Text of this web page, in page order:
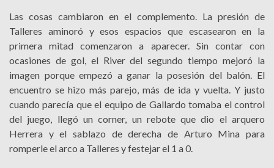
Las cosas cambiaron en el complemento. La presión de
Talleres aminoró y esos espacios que escasearon en la
primera mitad comenzaron a aparecer. Sin contar con
ocasiones de gol, el River del segundo tiempo mejoró la
imagen porque empezó a ganar la posesión del balón. El
encuentro se hizo más parejo, más de ida y vuelta. Y justo
cuando parecía que el equipo de Gallardo tomaba el control
del juego, llegó un corner, un rebote que dio el arquero
Herrera y el sablazo de derecha de Arturo Mina para
romperle el arco a Talleres y festejar el 1 a 0.